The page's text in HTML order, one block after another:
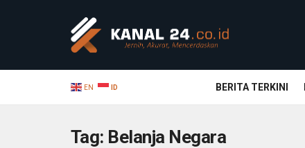
EN ID BERITA TERKINI
Tag: Belanja Negara